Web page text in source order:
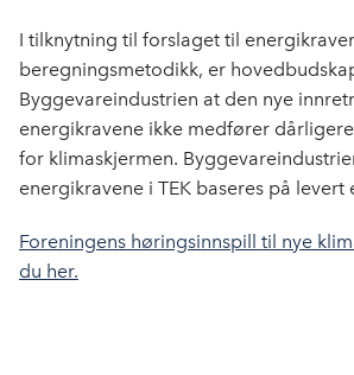
I tilknytning til forslaget til
beregningsmetodikk, er
Byggevareindustrien at den nye
energikravene ikke medfører
for klimaskjermen.
energikravene i TEK baseres på levert
Foreningens høringsinnspill til nye
du her.